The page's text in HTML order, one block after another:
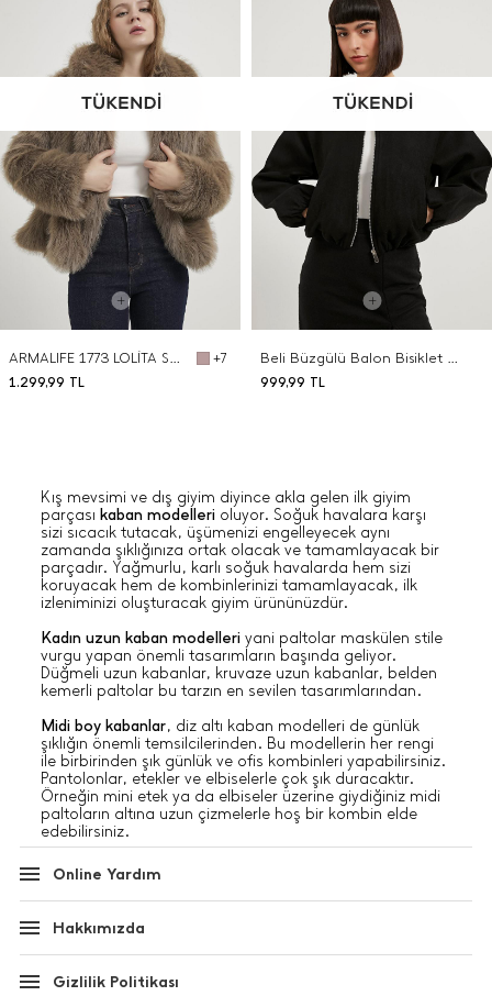
ARMALIFE 1773 LOLİTA SUNİ KÜRK KADIN KABAN
+7
1.299,99 TL
Beli Büzgülü Balon Bisiklet Yaka Kaban
999,99 TL
Kış mevsimi ve dış giyim diyince akla gelen ilk giyim
parçası kaban modelleri oluyor. Soğuk havalara karşı
sizi sıcacık tutacak, üşümenizi engelleyecek aynı
zamanda şıklığınıza ortak olacak ve tamamlayacak bir
parçadır. Yağmurlu, karlı soğuk havalarda hem sizi
koruyacak hem de kombinlerinizi tamamlayacak, ilk
izleniminizi oluşturacak giyim ürününüzdür.
Kadın uzun kaban modelleri yani paltolar maskülen stile
vurgu yapan önemli tasarımların başında geliyor.
Düğmeli uzun kabanlar, kruvaze uzun kabanlar, belden
kemerli paltolar bu tarzın en sevilen tasarımlarından.
Midi boy kabanlar, diz altı kaban modelleri de günlük
şıklığın önemli temsilcilerinden. Bu modellerin her rengi
ile birbirinden şık günlük ve ofis kombinleri yapabilirsiniz.
Pantolonlar, etekler ve elbiselerle çok şık duracaktır.
Örneğin mini etek ya da elbiseler üzerine giydiğiniz midi
paltoların altına uzun çizmelerle hoş bir kombin elde
edebilirsiniz.
Kısa kaban modelleri
görebilirsiniz. Kullanımı çok daha kolay ve günlük
hayatta kullanıma daha uygundur. Pratik ve rahattır. Her
kombinle uyum sağlamaktadır.
Kaban seçerken nelere dikkat edilmelidir?
Kabanlar ve paltolar uzun ömürlü giyim ürünleridir. Bu
Online Yardım
Hakkımızda
Gizlilik Politikası